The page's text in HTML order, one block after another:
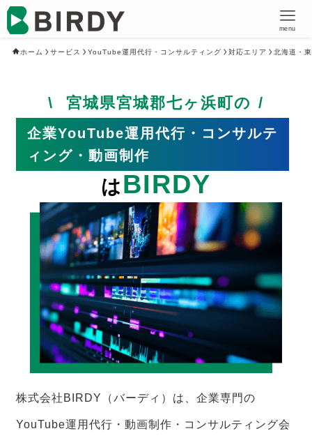
menu
ホーム サービス YouTube運用代行・コンサルティング 対応エリア 北海道・
宮城県宮城郡七ヶ浜町の
企業YouTube運用代行・コンサルテ
ィング・動画制作
はBIRDY
株式会社BIRDY（バーディ）は、企業専門の
YouTube運用代行・動画制作・コンサルティング会